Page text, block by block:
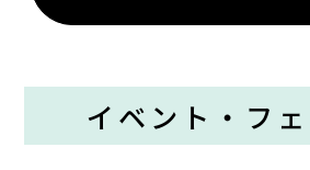
イベント・フ